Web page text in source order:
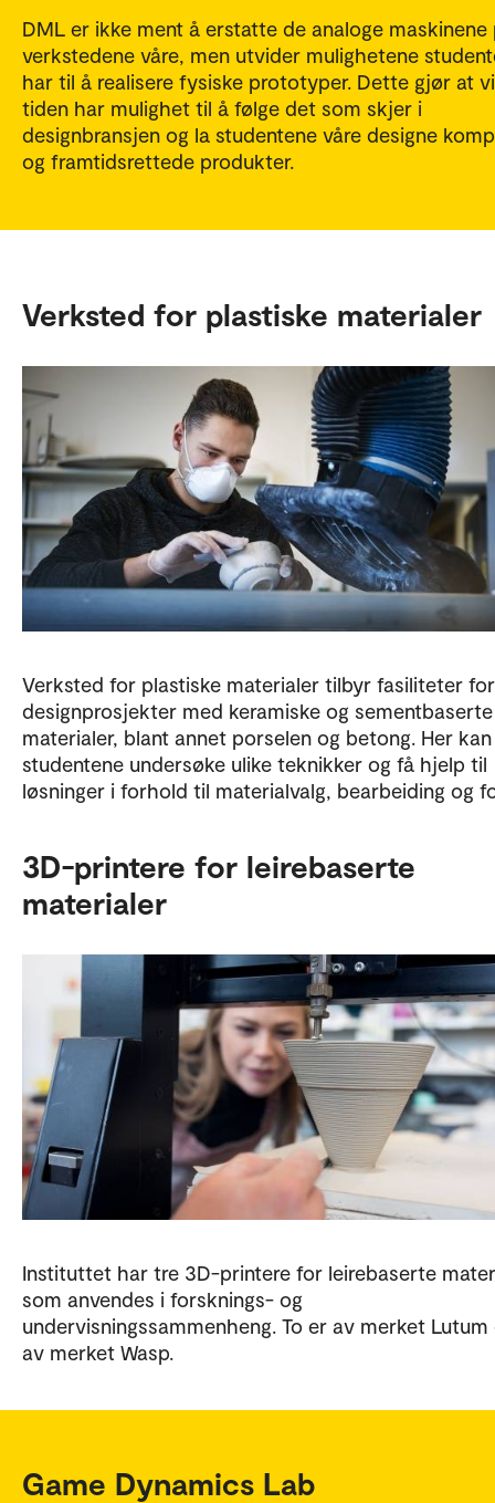
DML er ikke ment å erstatte de analoge maskinene
verkstedene våre, men utvider mulighetene
har til å realisere fysiske prototyper. Dette gjør at
tiden har mulighet til å følge det som skjer i
designbransjen og la studentene våre designe
og framtidsrettede produkter.
Verksted for plastiske materialer
Verksted for plastiske materialer tilbyr fasiliteter for
designprosjekter med keramiske og sementbaserte
materialer, blant annet porselen og betong. Her kan
studentene undersøke ulike teknikker og få hjelp til
løsninger i forhold til materialvalg, bearbeiding og
3D-printere for leirebaserte
materialer
Instituttet har tre 3D-printere for leirebaserte
som anvendes i forsknings- og
undervisningssammenheng. To er av merket Lutum
av merket Wasp.
Game Dynamics Lab